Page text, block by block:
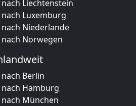
Liechtenstein
Luxemburg
Niederlande
Norwegen
Berlin
Hamburg
München